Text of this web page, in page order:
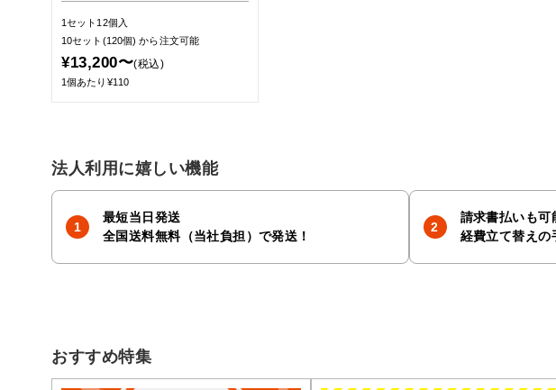
1セット12個入
10セット(120個)から注文可能
¥13,200〜(税込)
1個あたり¥110
法人利用に嬉しい機能
最短当日発送
全国送料無料（当社負担）で発送！
請求書払いも可
経費立て替えの
おすすめ特集